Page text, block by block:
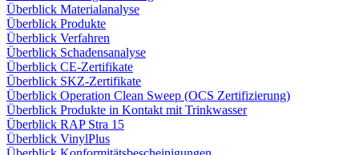
Überblick Materialanalyse
Überblick Produkte
Überblick Verfahren
Überblick Schadensanalyse
Überblick CE-Zertifikate
Überblick SKZ-Zertifikate
Überblick Operation Clean Sweep (OCS Zertifizierung)
Überblick Produkte in Kontakt mit Trinkwasser
Überblick RAP Stra 15
Überblick VinylPlus